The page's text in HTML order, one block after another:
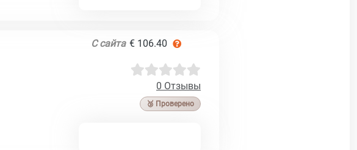
С сайта € 106.40
0 Отзывы
🥉 Проверено